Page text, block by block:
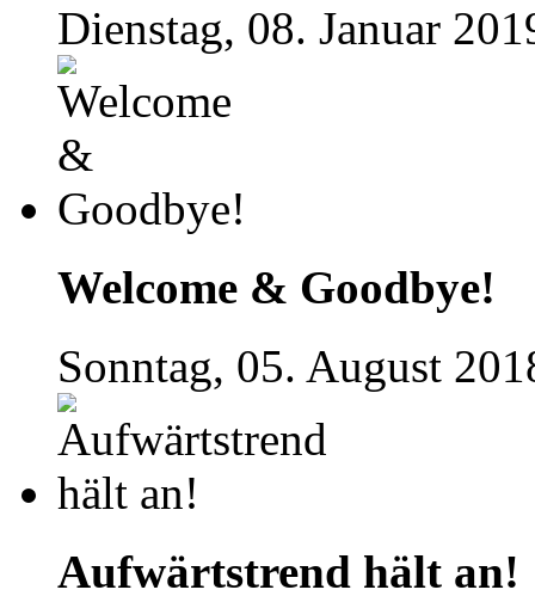
Dienstag, 08. Januar
Welcome & Goodbye!
Sonntag, 05. August
Aufwärtstrend hält an!